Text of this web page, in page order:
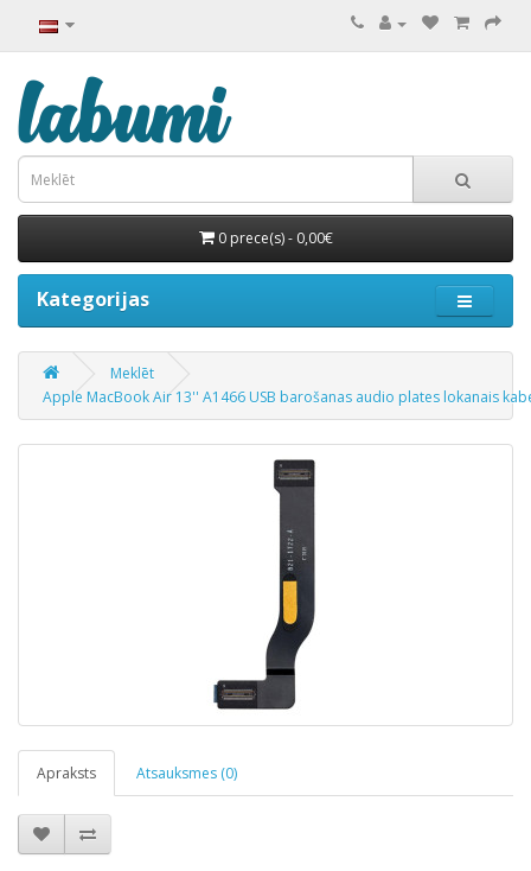
0 prece(s) - 0,00€
Kategorijas
Meklēt
Apple MacBook Air 13'' A1466 USB barošanas audio plates lokanais
Apraksts Atsauksmes (0)